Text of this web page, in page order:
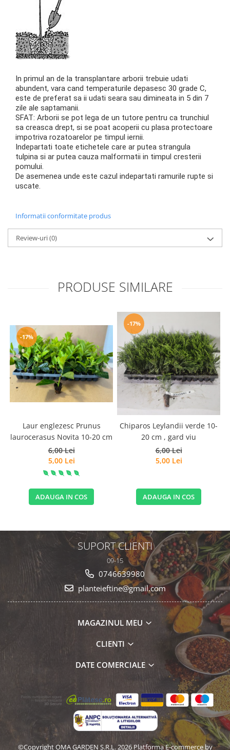
In primul an de la transplantare arborii trebuie udati
abundent, vara cand temperaturile depasesc 30 grade C,
este de preferat sa ii udati seara sau dimineata in 5 din 7
zile ale saptamanii.
SFAT: Arborii se pot lega de un tutore pentru ca trunchiul
sa creasca drept, si se poat acoperii cu plasa protectoare
impotriva rozatoarelor pe timpul iernii.
Indepartati toate etichetele care ar putea strangula
tulpina si ar putea cauza malformatii in timpul cresterii
pomului.
De asemenea unde este cazul indepartati ramurile rupte si
uscate.
Informatii conformitate produs
Review-uri(0)
PRODUSE SIMILARE
-17%
Laur englezesc Prunus
laurocerasus Novita 10-20 cm
6,00 Lei
5,00 Lei
ADAUGA IN COS
-17%
Chiparos Leylandii verde 10-
20 cm , gard viu
6,00 Lei
5,00 Lei
ADAUGA IN COS
SUPORT CLIENTI
09-15
0746639980
planteieftine@gmail.com
MAGAZINUL MEU
CLIENTI
DATE COMERCIALE
©Copyright OMA GARDEN S.R.L. 2026 Platforma E-commerce by